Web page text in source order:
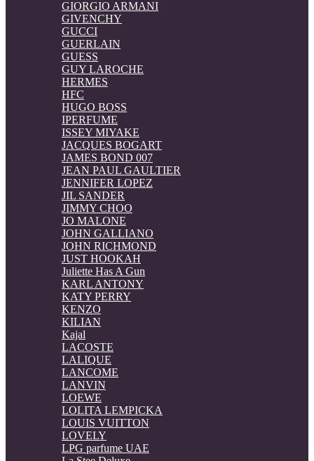
GIORGIO ARMANI
GIVENCHY
GUCCI
GUERLAIN
GUESS
GUY LAROCHE
HERMES
HFC
HUGO BOSS
IPERFUME
ISSEY MIYAKE
JACQUES BOGART
JAMES BOND 007
JEAN PAUL GAULTIER
JENNIFER LOPEZ
JIL SANDER
JIMMY CHOO
JO MALONE
JOHN GALLIANO
JOHN RICHMOND
JUST HOOKAH
Juliette Has A Gun
KARL ANTONY
KATY PERRY
KENZO
KILIAN
Kajal
LACOSTE
LALIQUE
LANCOME
LANVIN
LOEWE
LOLITA LEMPICKA
LOUIS VUITTON
LOVELY
LPG parfume UAE